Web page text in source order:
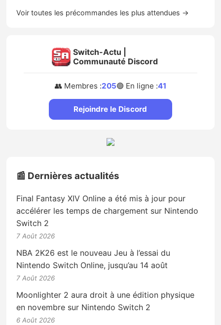
Voir toutes les précommandes les plus attendues →
Switch-Actu |
Communauté Discord
👥 Membres :205🟢 En ligne :41
Rejoindre le Discord
📰 Dernières actualités
Final Fantasy XIV Online a été mis à jour pour
accélérer les temps de chargement sur Nintendo
Switch 2
7 Août 2026
NBA 2K26 est le nouveau Jeu à l’essai du
Nintendo Switch Online, jusqu’au 14 août
7 Août 2026
Moonlighter 2 aura droit à une édition physique
en novembre sur Nintendo Switch 2
6 Août 2026